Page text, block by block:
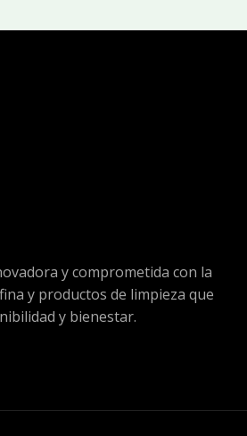
y comprometida con la
y productos de limpieza que
y bienestar.